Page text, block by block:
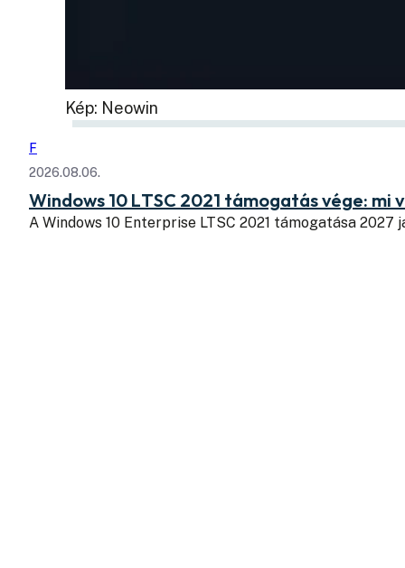
Kép: Neowin
F
2026.08.06.
Windows 10 LTSC 2021 támogatás vége: mi
A Windows 10 Enterprise LTSC 2021 támogatása 2027